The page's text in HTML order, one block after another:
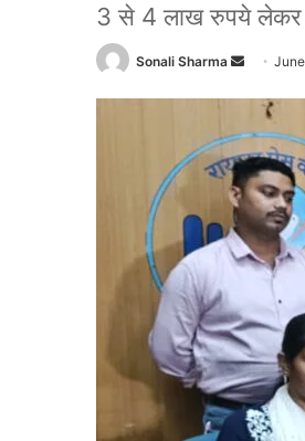
3 से 4 लाख रुपये लेकर
Sonali Sharma
d
n
e
m
l